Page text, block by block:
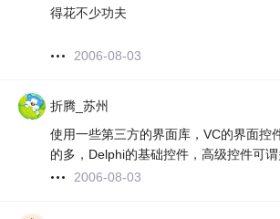
得花不少功夫
2006-08-03
折腾_苏州
使用一些第三方的界面库，VC的界面控
的多，Delphi的基础控件，高级控件可
2006-08-03